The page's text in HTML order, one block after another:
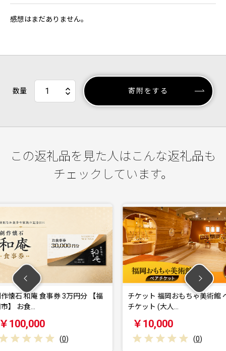
感想はまだありません。
数量 寄附をする
この返礼品を見た人はこんな返礼品も
チェックしています。
円分 【福
)
チケット 福岡おもちゃ美術館 ペア
0)
青森カン